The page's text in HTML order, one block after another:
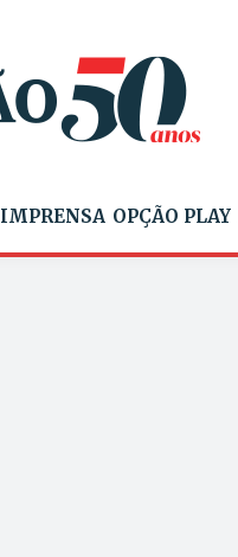
IMPRENSA OPÇÃO PLAY